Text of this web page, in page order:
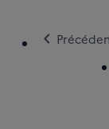
chevron_left